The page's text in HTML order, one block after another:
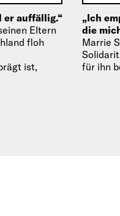
er auffällig.“
Eltern
floh
ist,
„Ich
die
Marrie
für ihn